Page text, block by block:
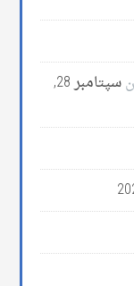
سپتامبر 28,